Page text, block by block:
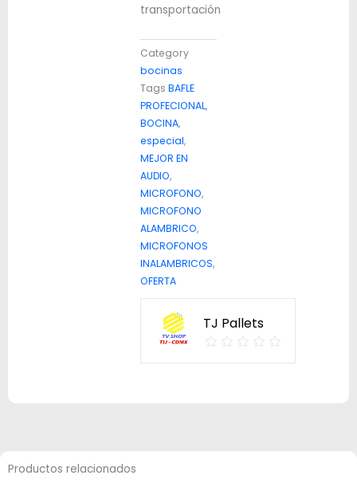
transportación
Category
bocinas
Tags BAFLE
PROFECIONAL,
BOCINA,
especial,
MEJOR EN
AUDIO,
MICROFONO,
MICROFONO
ALAMBRICO,
MICROFONOS
INALAMBRICOS,
OFERTA
TJ Pallets
Productos relacionados